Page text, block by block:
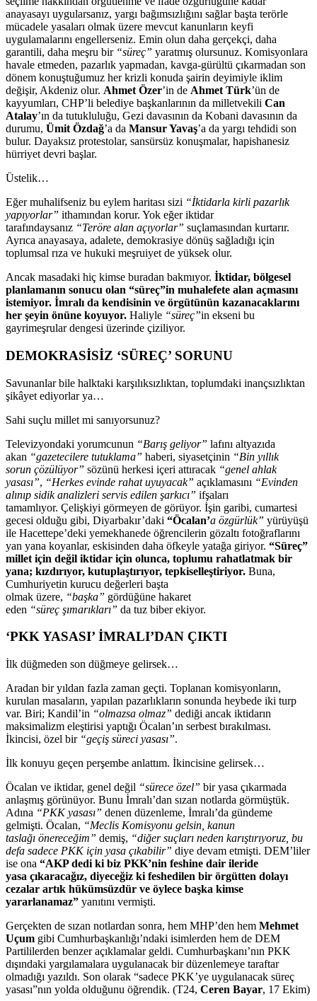
anayasayı uygularsanız, yargı bağımsızlığını sağlar başta terörle
mücadele yasaları olmak üzere mevcut kanunların keyfi
uygulamalarını engellerseniz. Emin olun daha gerçekçi, daha
garantili, daha meşru bir “süreç” yaratmış olursunuz. Komisyonlara
havale etmeden, pazarlık yapmadan, kavga-gürültü çıkarmadan son
dönem konuştuğumuz her krizli konuda şairin deyimiyle iklim
değişir, Akdeniz olur. Ahmet Özer’in de Ahmet Türk’ün de
kayyumları, CHP’li belediye başkanlarının da milletvekili Can
Atalay’ın da tutukluluğu, Gezi davasının da Kobani davasının da
durumu, Ümit Özdağ’a da Mansur Yavaş’a da yargı tehdidi son
bulur. Dayaksız protestolar, sansürsüz konuşmalar, hapishanesiz
hürriyet devri başlar.
Üstelik…
Eğer muhalifseniz bu eylem haritası sizi “İktidarla kirli pazarlık
yapıyorlar” ithamından korur. Yok eğer iktidar
tarafındaysanız “Teröre alan açıyorlar” suçlamasından kurtarır.
Ayrıca anayasaya, adalete, demokrasiye dönüş sağladığı için
toplumsal rıza ve hukuki meşruiyet de yüksek olur.
Ancak masadaki hiç kimse buradan bakmıyor. İktidar, bölgesel
planlamanın sonucu olan “süreç”in muhalefete alan açmasını
istemiyor. İmralı da kendisinin ve örgütünün kazanacaklarını
her şeyin önüne koyuyor. Haliyle “süreç”in ekseni bu
gayrimeşrular dengesi üzerinde çiziliyor.
DEMOKRASİSİZ ‘SÜREÇ’ SORUNU
Savunanlar bile halktaki karşılıksızlıktan, toplumdaki inançsızlıktan
şikâyet ediyorlar ya…
Sahi suçlu millet mi sanıyorsunuz?
Televizyondaki yorumcunun “Barış geliyor” lafını altyazıda
akan “gazetecilere tutuklama” haberi, siyasetçinin “Bin yıllık
sorun çözülüyor” sözünü herkesi içeri attıracak “genel ahlak
yasası”, “Herkes evinde rahat uyuyacak” açıklamasını “Evinden
alınıp sidik analizleri servis edilen şarkıcı” ifşaları
tamamlıyor. Çelişkiyi görmeyen de görüyor. İşin garibi, cumartesi
gecesi olduğu gibi, Diyarbakır’daki “Öcalan’a özgürlük” yürüyüşü
ile Hacettepe’deki yemekhanede öğrencilerin gözaltı fotoğraflarını
yan yana koyanlar, eskisinden daha öfkeyle yatağa giriyor. “Süreç”
millet için değil iktidar için olunca, toplumu rahatlatmak bir
yana; kızdırıyor, kutuplaştırıyor, tepkiselleştiriyor. Buna,
Cumhuriyetin kurucu değerleri başta
olmak üzere, “başka” gördüğüne hakaret
eden “süreç şımarıkları” da tuz biber ekiyor.
‘PKK YASASI’ İMRALI’DAN ÇIKTI
İlk düğmeden son düğmeye gelirsek…
Aradan bir yıldan fazla zaman geçti. Toplanan komisyonların,
kurulan masaların, yapılan pazarlıkların sonunda heybede iki turp
var. Biri; Kandil’in “olmazsa olmaz” dediği ancak iktidarın
maksimalizm eleştirisi yaptığı Öcalan’ın serbest bırakılması.
İkincisi, özel bir “geçiş süreci yasası”.
İlk konuyu geçen perşembe anlattım. İkincisine gelirsek…
Öcalan ve iktidar, genel değil “sürece özel” bir yasa çıkarmada
anlaşmış görünüyor. Bunu İmralı’dan sızan notlarda görmüştük.
Adına “PKK yasası” denen düzenleme, İmralı’da gündeme
gelmişti. Öcalan, “Meclis Komisyonu gelsin, kanun
taslağı önereceğim” demiş, “diğer suçları neden karıştırıyoruz, bu
defa sadece PKK için yasa çıkabilir” diye devam etmişti. DEM’liler
ise ona “AKP dedi ki biz PKK’nin feshine dair ileride
yasa çıkaracağız, diyeceğiz ki feshedilen bir örgütten dolayı
cezalar artık hükümsüzdür ve öylece başka kimse
yararlanamaz” yanıtını vermişti.
Gerçekten de sızan notlardan sonra, hem MHP’den hem Mehmet
Uçum gibi Cumhurbaşkanlığı’ndaki isimlerden hem de DEM
Partililerden benzer açıklamalar geldi. Cumhurbaşkanı’nın PKK
dışındaki yargılamalara uygulanacak bir düzenlemeye taraftar
olmadığı yazıldı. Son olarak “sadece PKK’ye uygulanacak süreç
yasası”nın yolda olduğunu öğrendik. (T24, Ceren Bayar, 17 Ekim)